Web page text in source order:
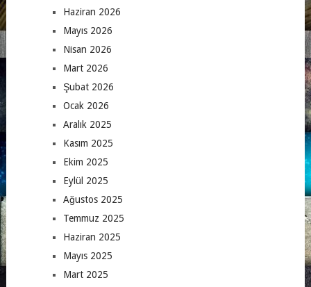
Haziran 2026
Mayıs 2026
Nisan 2026
Mart 2026
Şubat 2026
Ocak 2026
Aralık 2025
Kasım 2025
Ekim 2025
Eylül 2025
Ağustos 2025
Temmuz 2025
Haziran 2025
Mayıs 2025
Mart 2025